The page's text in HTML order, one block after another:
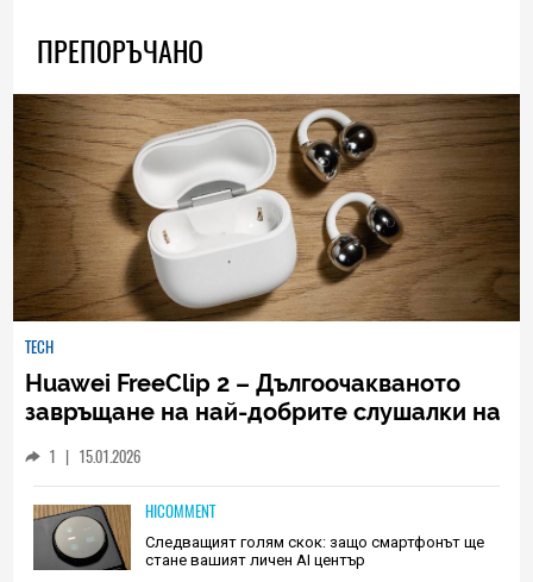
ПРЕПОРЪЧАНО
TECH
Huawei FreeClip 2 – Дългоочакваното
завръщане на най-добрите слушалки на
1 | 15.01.2026
HICOMMENT
Следващият голям скок: защо смартфонът ще
стане вашият личен AI център